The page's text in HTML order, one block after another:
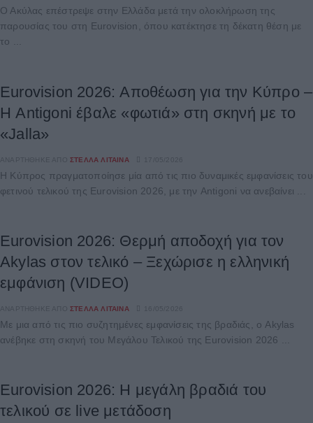
Ο Ακύλας επέστρεψε στην Ελλάδα μετά την ολοκλήρωση της
παρουσίας του στη Eurovision, όπου κατέκτησε τη δέκατη θέση με
το ...
Eurovision 2026: Αποθέωση για την Κύπρο –
Η Antigoni έβαλε «φωτιά» στη σκηνή με το
«Jalla»
ΑΝΑΡΤΉΘΗΚΕ ΑΠΌ ΣΤΈΛΛΑ ΛΊΤΑΙΝΑ
Η Κύπρος πραγματοποίησε μία από τις πιο δυναμικές εμφανίσεις του
φετινού τελικού της Eurovision 2026, με την Antigoni να ανεβαίνει ...
Eurovision 2026: Θερμή αποδοχή για τον
Akylas στον τελικό – Ξεχώρισε η ελληνική
εμφάνιση (VIDEO)
ΑΝΑΡΤΉΘΗΚΕ ΑΠΌ ΣΤΈΛΛΑ ΛΊΤΑΙΝΑ
Με μια από τις πιο συζητημένες εμφανίσεις της βραδιάς, ο Akylas
ανέβηκε στη σκηνή του Μεγάλου Τελικού της Eurovision 2026 ...
Eurovision 2026: Η μεγάλη βραδιά του
τελικού σε live μετάδοση